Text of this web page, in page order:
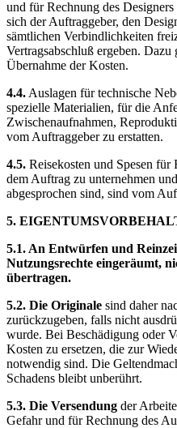
und für Rechnung des
sich der Auftraggeber, den
sämtlichen Verbindlichkeiten
Vertragsabschluß ergeben. Dazu
Übernahme der Kosten.
4.4. Auslagen für technische
spezielle Materialien, für die
Zwischenaufnahmen,
vom Auftraggeber zu erstatten.
4.5. Reisekosten und Spesen
dem Auftrag zu unternehmen
abgesprochen sind, sind vom
5.
5.1. An Entwürfen und
Nutzungsrechte eingeräumt,
übertragen.
5.2. Die Originale sind daher
zurückzugeben, falls nicht
wurde. Bei Beschädigung oder
Kosten zu ersetzen, die zur
notwendig sind. Die
Schadens bleibt unberührt.
5.3. Die Versendung der
Gefahr und für Rechnung des